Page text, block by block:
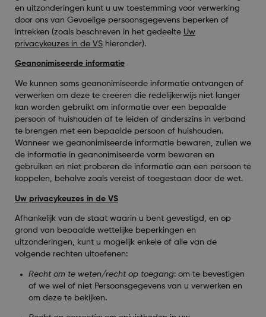
en uitzonderingen kunt u uw toestemming voor verwerking
door ons van Gevoelige persoonsgegevens beperken of
intrekken (zoals beschreven in het gedeelte Uw
privacykeuzes in de VShieronder).
Geanonimiseerde informatie
We kunnen soms geanonimiseerde informatie ontvangen of
verwerken om deze te creëren die redelijkerwijs niet langer
kan worden gebruikt om informatie over een bepaalde
persoon of huishouden af te leiden of anderszins in verband
te brengen met een bepaalde persoon of huishouden.
Wanneer we geanonimiseerde informatie bewaren, zullen we
de informatie in geanonimiseerde vorm bewaren en
gebruiken en niet proberen de informatie aan een persoon te
koppelen, behalve zoals vereist of toegestaan door de wet.
Uw privacykeuzes in de VS
Afhankelijk van de staat waarin u bent gevestigd, en op
grond van bepaalde wettelijke beperkingen en
uitzonderingen, kunt u mogelijk enkele of alle van de
volgende rechten uitoefenen:
Recht om te weten/recht op toegang: om te bevestigen
of we wel of niet Persoonsgegevens van u verwerken en
om deze te bekijken.